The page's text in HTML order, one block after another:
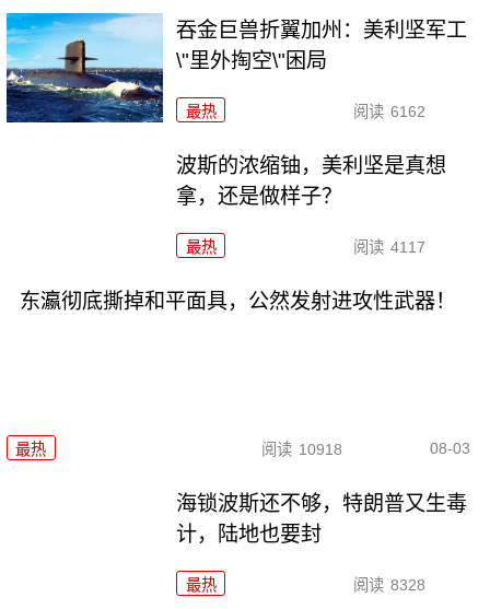
吞金巨兽折翼加州：美利坚军工
\"里外掏空\"困局
最热 阅读 6162
波斯的浓缩铀，美利坚是真想
拿，还是做样子？
最热 阅读 4117
东瀛彻底撕掉和平面具，公然发射进攻性武器！
最热 阅读 10918 08-03
海锁波斯还不够，特朗普又生毒
计，陆地也要封
最热 阅读 8328